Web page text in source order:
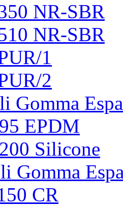
NR-SBR
NR-SBR
1
2
Gomma
EPDM
Silicone
Gomma
CR